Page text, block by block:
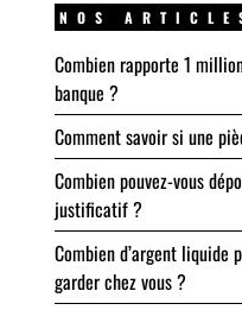
NOS
Combien rapporte 1
banque ?
Comment savoir si une
Combien pouvez-vous
justificatif ?
Combien d’argent liquide
garder chez vous ?